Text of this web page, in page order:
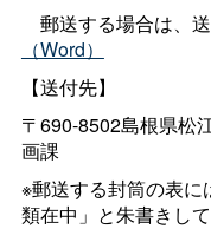
郵送する場合は、送
（Word）
【送付先】
〒690-8502島根県松
画課
※郵送する封筒の表
類在中」と朱書きして